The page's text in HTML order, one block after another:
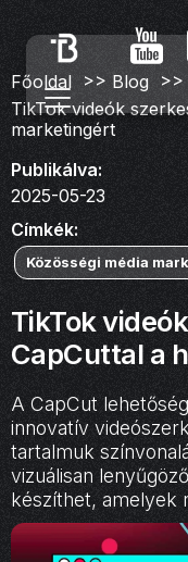
Főoldal >> Blog >>
TikTok videók
marketingért
Publikálva:
2025-05-23
Címkék:
Közösségi média
TikTok
CapCuttal a
A CapCut
innovatív
tartalmuk
vizuálisan
készíthet, amelyek